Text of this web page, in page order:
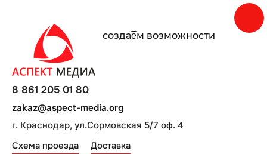
создаe̅м возможности
г. Краснодар, ул.Сормовская 5/7 оф. 4
Схема проезда Доставка
8 861 205 01 80
zakaz@aspect-media.org